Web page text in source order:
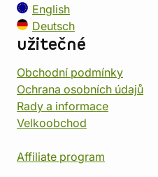
English
Deutsch
užitečné
Obchodní podmínky
Ochrana osobních údajů
Rady a informace
Velkoobchod
Affiliate program